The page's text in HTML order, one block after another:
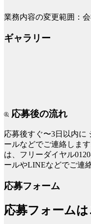
業務内容の変更範囲：
ギャラリー
応募後の流れ
応募後すぐ〜3日以内に
ールなどでご連絡します
は、フリーダイヤル
ールやLINEなどでご連
応募フォーム
応募フォーム